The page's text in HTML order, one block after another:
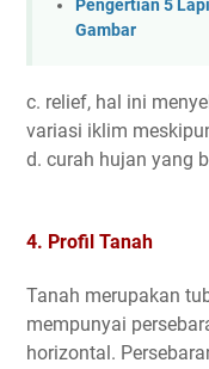
Pengertian 5
Gambar
c. relief, hal ini
variasi iklim
d. curah hujan yang
4. Profil Tanah
Tanah merupakan
mempunyai
horizontal.